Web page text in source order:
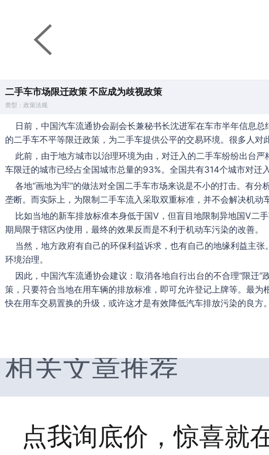
二手车市场限迁政策 不应成为歧视政策
类型：政策法规
日前，中国汽车流通协会副会长兼秘书长沈进军在车市半年信息
的二手车不平等限迁政策，为二手车提供公平的交易环境。很多人
此前，由于地方城市以治理环境为由，对迁入的二手车纷纷出台
车限迁的城市已经占全国城市总量的93%。全国共有314个城市对
各地“画地为牢”的做法对全国二手车市场来说是不小的打击。有
垄断。而实际上，为限制二手车流入采取双重标准，并不会解决机动
比如当地的新车排放标准本身低于国Ⅴ，但盲目地限制异地国Ⅴ二
期局限于辖区内使用，最终的效果反而是不利于机动车污染的改善。
当然，地方政府有自己的环保利益诉求，也有自己的地缘利益主
环境治理。
因此，中国汽车流通协会建议：取消各地自行出台的不合理“限迁
策，只要符合当地在用车辆的排放标准，即可允许登记上牌等。最
快在用车交易置换的升级，或许这才是有效降低汽车排放污染的良方。
相关文章推荐
点我询底价，惊喜就